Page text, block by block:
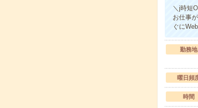
＼j時短
お仕事
ぐに
勤務地
曜日頻
時間